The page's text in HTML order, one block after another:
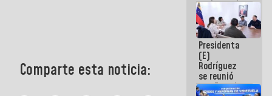
Comparte esta noticia:
trabajos de
mantenimiento
e inspección
en la Línea 2
Presidenta
(E)
Rodríguez
se reunió
con Estado